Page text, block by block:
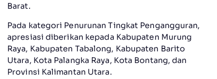
Barat.
Pada kategori Penurunan Tingkat Pengangguran,
apresiasi diberikan kepada Kabupaten Murung
Raya, Kabupaten Tabalong, Kabupaten Barito
Utara, Kota Palangka Raya, Kota Bontang, dan
Provinsi Kalimantan Utara.